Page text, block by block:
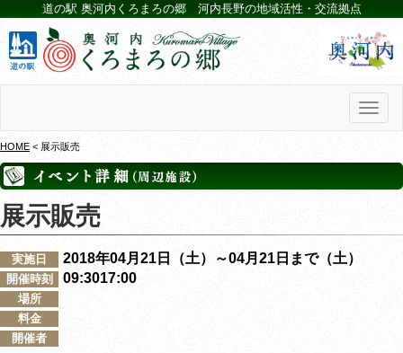
道の駅 奥河内くろまろの郷 河内長野の地域活性・交流拠点
HOME < 展示販売
展示販売
実施日 2018年04月21日（土）～04月21日まで（土）
開催時刻 09:3017:00
場所
料金
開催者